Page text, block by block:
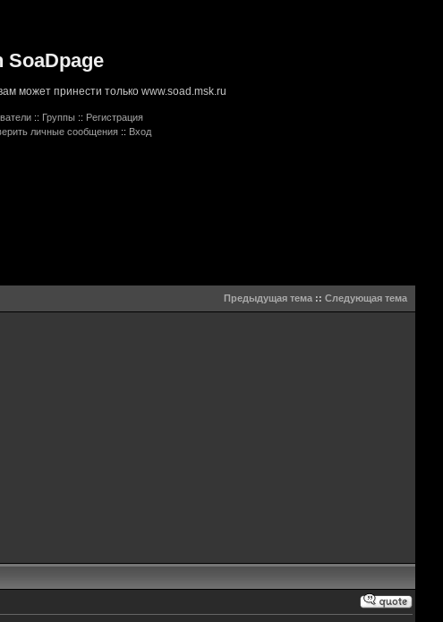
SoaDpage
может принести только www.soad.msk.ru
:: Группы :: Регистрация
личные сообщения :: Вход
Предыдущая тема:: Следующая тема